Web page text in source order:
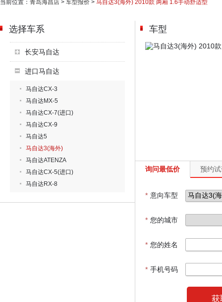
当前位置： 青岛海昌店 > 车型报价 > 马自达3(海外) 2010款 两厢 1.6手动舒适型
选择车系
长安马自达
进口马自达
马自达CX-3
马自达MX-5
马自达CX-7(进口)
马自达CX-9
马自达5
马自达3(海外)
马自达ATENZA
马自达CX-5(进口)
马自达RX-8
车型
询问最低价 预约
* 意向车型
* 您的城市
* 您的姓名
* 手机号码
获